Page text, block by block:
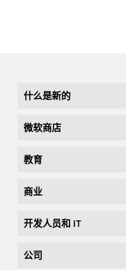
什么是新的
微软商店
教育
商业
开发人员和 IT
公司